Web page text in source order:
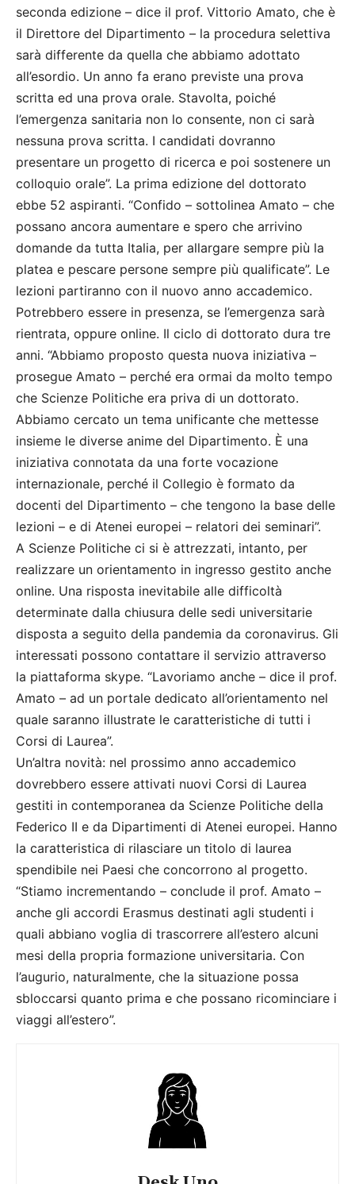
seconda edizione – dice il prof. Vittorio Amato, che è
il Direttore del Dipartimento – la procedura selettiva
sarà differente da quella che abbiamo adottato
all’esordio. Un anno fa erano previste una prova
scritta ed una prova orale. Stavolta, poiché
l’emergenza sanitaria non lo consente, non ci sarà
nessuna prova scritta. I candidati dovranno
presentare un progetto di ricerca e poi sostenere un
colloquio orale”. La prima edizione del dottorato
ebbe 52 aspiranti. “Confido – sottolinea Amato – che
possano ancora aumentare e spero che arrivino
domande da tutta Italia, per allargare sempre più la
platea e pescare persone sempre più qualificate”. Le
lezioni partiranno con il nuovo anno accademico.
Potrebbero essere in presenza, se l’emergenza sarà
rientrata, oppure online. Il ciclo di dottorato dura tre
anni. “Abbiamo proposto questa nuova iniziativa –
prosegue Amato – perché era ormai da molto tempo
che Scienze Politiche era priva di un dottorato.
Abbiamo cercato un tema unificante che mettesse
insieme le diverse anime del Dipartimento. È una
iniziativa connotata da una forte vocazione
internazionale, perché il Collegio è formato da
docenti del Dipartimento – che tengono la base delle
lezioni – e di Atenei europei – relatori dei seminari”.
A Scienze Politiche ci si è attrezzati, intanto, per
realizzare un orientamento in ingresso gestito anche
online. Una risposta inevitabile alle difficoltà
determinate dalla chiusura delle sedi universitarie
disposta a seguito della pandemia da coronavirus. Gli
interessati possono contattare il servizio attraverso
la piattaforma skype. “Lavoriamo anche – dice il prof.
Amato – ad un portale dedicato all’orientamento nel
quale saranno illustrate le caratteristiche di tutti i
Corsi di Laurea”.
Un’altra novità: nel prossimo anno accademico
dovrebbero essere attivati nuovi Corsi di Laurea
gestiti in contemporanea da Scienze Politiche della
Federico II e da Dipartimenti di Atenei europei. Hanno
la caratteristica di rilasciare un titolo di laurea
spendibile nei Paesi che concorrono al progetto.
“Stiamo incrementando – conclude il prof. Amato –
anche gli accordi Erasmus destinati agli studenti i
quali abbiano voglia di trascorrere all’estero alcuni
mesi della propria formazione universitaria. Con
l’augurio, naturalmente, che la situazione possa
sbloccarsi quanto prima e che possano ricominciare i
viaggi all’estero”.